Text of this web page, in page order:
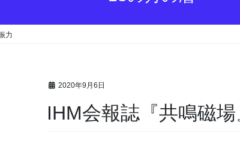
力
2020年9月6日
IHM会報誌『共鳴磁